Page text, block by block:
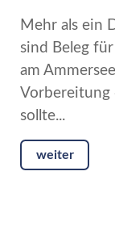
Mehr als ein
sind Beleg
am
Vorbereitung
sollte...
weiter